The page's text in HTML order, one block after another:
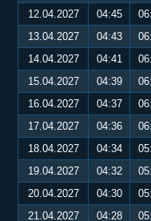
12.04.2027 04:45
13.04.2027
04:43
14.04.2027
04:41
15.04.2027
04:39
16.04.2027
04:37
17.04.2027
04:36
18.04.2027
04:34
19.04.2027
04:32
20.04.2027
04:30
21.04.2027
04:28